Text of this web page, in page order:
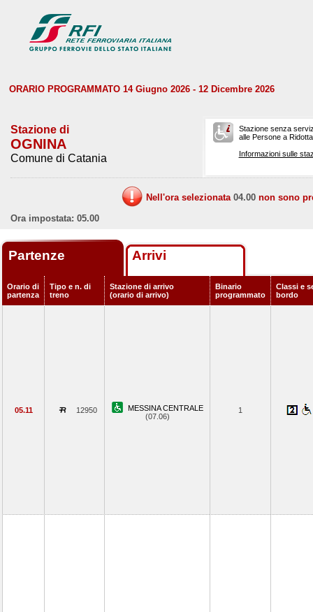
ORARIO PROGRAMMATO 14 Giugno 2026 - 12 Dicembre 2026
Stazione di
OGNINA
Comune di Catania
Stazione senza
alle Persone a
Informazioni sulle
Nell'ora selezionata 04.00 non sono
Ora impostata: 05.00
Partenze Arrivi
Orario di
partenza
Tipo e n. di
treno
Stazione di arrivo
(orario di arrivo)
Binario
programmato
Classi e
bordo
05.11 12950
MESSINA CENTRALE
(07.06)
1